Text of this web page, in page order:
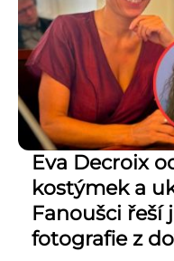
Eva Decroix
kostýmek a
Fanoušci řeší
fotografie z